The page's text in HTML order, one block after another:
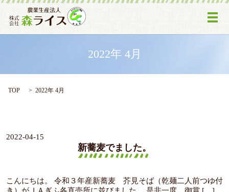
メ
2022年 4月
TOP 2022年 4月
2022-04-15
新蕎麦でました。
こんにちは。 令和３年産新蕎麦 芥見そば（乾麺二人前つゆ付